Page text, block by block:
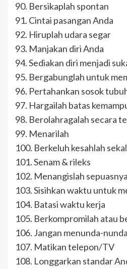
90. Bersikaplah spontan
91. Cintai pasangan Anda
92. Hiruplah udara segar
93. Manjakan diri Anda
94. Sediakan diri menjadi
95. Bergabunglah untuk
96. Pertahankan sosok
97. Hargailah batas
98. Berolahragalah secara
99. Menarilah
100. Berkeluh kesahlah
101. Senam & rileks
102. Menangislah sepuasnya
103. Sisihkan waktu untuk
104. Batasi waktu kerja
105. Berkompromilah atau
106. Jangan menunda-nunda
107. Matikan telepon/TV
108. Longgarkan standar